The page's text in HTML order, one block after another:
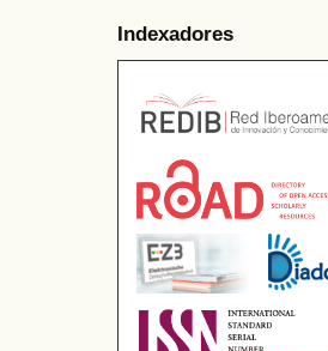
Indexadores